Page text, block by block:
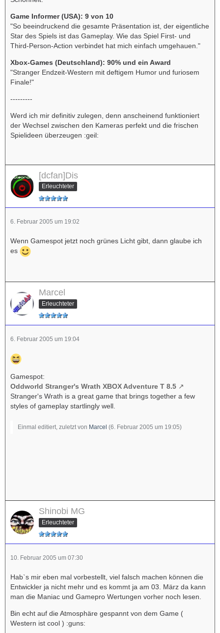
Game Informer (USA): 9 von 10
"So beeindruckend die gesamte Präsentation ist, der eigentliche
Star des Spiels ist das Gameplay. Wie das Spiel First- und
Third-Person-Action verbindet hat mich einfach umgehauen."
Xbox-Games (Deutschland): 90% und ein Award
"Stranger Endzeit-Western mit deftigem Humor und furiosem
Finale!"
---------
Werd ich mir definitiv zulegen, denn anscheinend funktioniert
der Wechsel zwischen den Kameras perfekt und die frischen
Spielideen überzeugen :geil:
[dcfan]Dis
Erleuchteter
6. Februar 2005 um 19:02
Wenn Gamespot jetzt noch grünes Licht gibt, dann glaube ich
es
Marcel
Erleuchteter
6. Februar 2005 um 19:04
Gamespot:
Oddworld Stranger's Wrath XBOX Adventure T 8.5
Stranger's Wrath is a great game that brings together a few
styles of gameplay startlingly well.
Einmal editiert, zuletzt von Marcel (6. Februar 2005 um 19:05)
Shinobi MG
Erleuchteter
10. Februar 2005 um 07:30
Hab`s mir eben mal vorbestellt, viel falsch machen können die
Entwickler ja nicht mehr und es kommt ja am 03. März da kann
man die Maniac und Gamepro Wertungen vorher noch lesen.
Bin echt auf die Atmosphäre gespannt von dem Game (
Western ist cool ) :guns: